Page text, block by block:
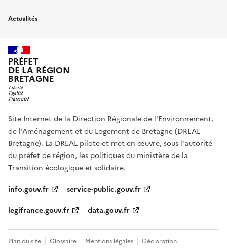
Actualités
PRÉFET
DE LA RÉGION
BRETAGNE
Site Internet de la Direction Régionale de l'Environnement,
de l'Aménagement et du Logement de Bretagne (DREAL
Bretagne). La DREAL pilote et met en œuvre, sous l'autorité
du préfet de région, les politiques du ministère de la
Transition écologique et solidaire.
info.gouv.fr
service-public.gouv.fr
legifrance.gouv.fr
data.gouv.fr
Plan du site Glossaire Mentions légales Déclaration